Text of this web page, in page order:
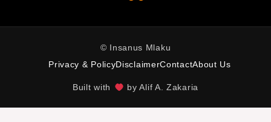
© Insanus Mlaku
Privacy & PolicyDisclaimerContactAbout Us
Built with by Alif A. Zakaria